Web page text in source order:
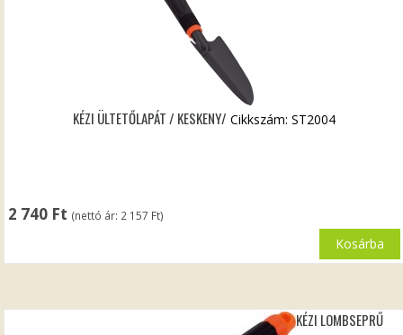
KÉZI ÜLTETŐLAPÁT / KESKENY/
2 740 Ft (nettó ár: 2 157 Ft)
Cikkszám: ST2004
Kosárba
KÉZI LOMBSEPRŰ